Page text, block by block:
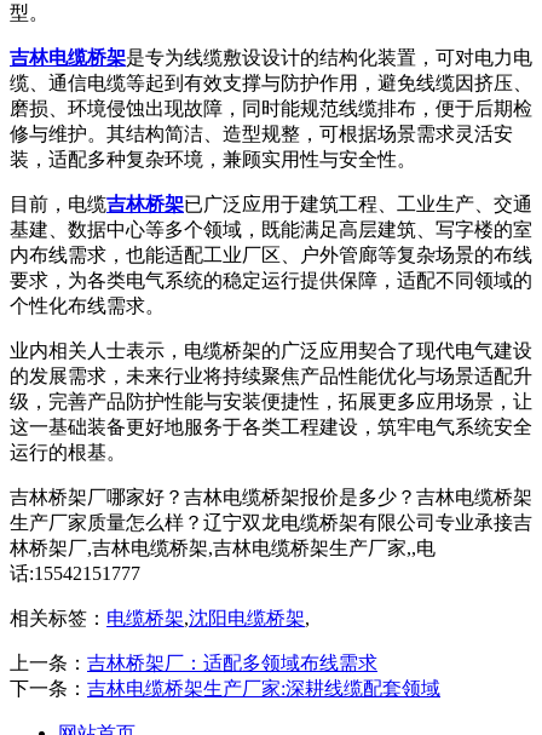
型。
吉林电缆桥架是专为线缆敷设设计的结构化装置，可对电力电
缆、通信电缆等起到有效支撑与防护作用，避免线缆因挤压、
磨损、环境侵蚀出现故障，同时能规范线缆排布，便于后期检
修与维护。其结构简洁、造型规整，可根据场景需求灵活安
装，适配多种复杂环境，兼顾实用性与安全性。
目前，电缆吉林桥架已广泛应用于建筑工程、工业生产、交通
基建、数据中心等多个领域，既能满足高层建筑、写字楼的室
内布线需求，也能适配工业厂区、户外管廊等复杂场景的布线
要求，为各类电气系统的稳定运行提供保障，适配不同领域的
个性化布线需求。
业内相关人士表示，电缆桥架的广泛应用契合了现代电气建设
的发展需求，未来行业将持续聚焦产品性能优化与场景适配升
级，完善产品防护性能与安装便捷性，拓展更多应用场景，让
这一基础装备更好地服务于各类工程建设，筑牢电气系统安全
运行的根基。
吉林桥架厂哪家好？吉林电缆桥架报价是多少？吉林电缆桥架
生产厂家质量怎么样？辽宁双龙电缆桥架有限公司专业承接吉
林桥架厂,吉林电缆桥架,吉林电缆桥架生产厂家,,电
话:15542151777
相关标签： 电缆桥架,沈阳电缆桥架,
上一条： 吉林桥架厂：适配多领域布线需求
下一条： 吉林电缆桥架生产厂家:深耕线缆配套领域